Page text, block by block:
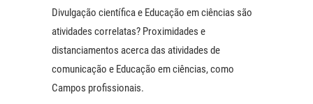
Divulgação científica e Educação em ciências são
atividades correlatas? Proximidades e
distanciamentos acerca das atividades de
comunicação e Educação em ciências, como
Campos profissionais.